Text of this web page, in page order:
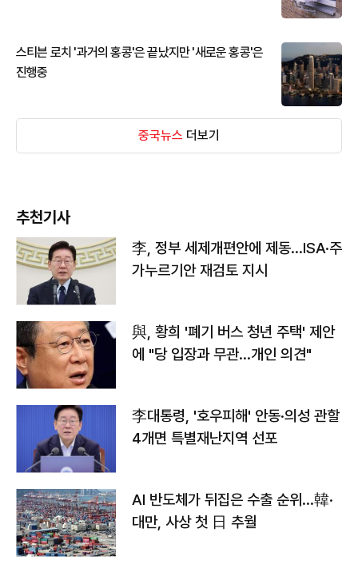
스티븐 로치 '과거의 홍콩'은 끝났지만 '새로운 홍콩'은
진행중
중국뉴스 더보기
추천기사
李, 정부 세제개편안에 제동…ISA·주
가누르기안 재검토 지시
與, 황희 '폐기 버스 청년 주택' 제안
에 "당 입장과 무관…개인 의견"
李대통령, '호우피해' 안동·의성 관할
4개면 특별재난지역 선포
AI 반도체가 뒤집은 수출 순위…韓·
대만, 사상 첫 日 추월